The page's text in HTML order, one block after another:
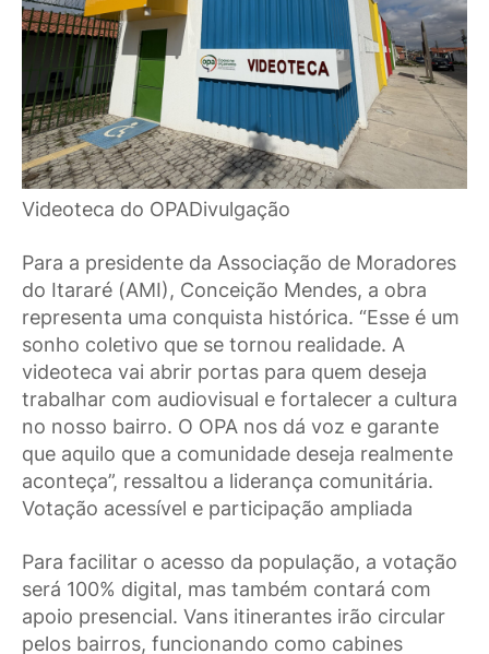
Videoteca do OPADivulgação
Para a presidente da Associação de Moradores
do Itararé (AMI), Conceição Mendes, a obra
representa uma conquista histórica. “Esse é um
sonho coletivo que se tornou realidade. A
videoteca vai abrir portas para quem deseja
trabalhar com audiovisual e fortalecer a cultura
no nosso bairro. O OPA nos dá voz e garante
que aquilo que a comunidade deseja realmente
aconteça”, ressaltou a liderança comunitária.
Votação acessível e participação ampliada
Para facilitar o acesso da população, a votação
será 100% digital, mas também contará com
apoio presencial. Vans itinerantes irão circular
pelos bairros, funcionando como cabines